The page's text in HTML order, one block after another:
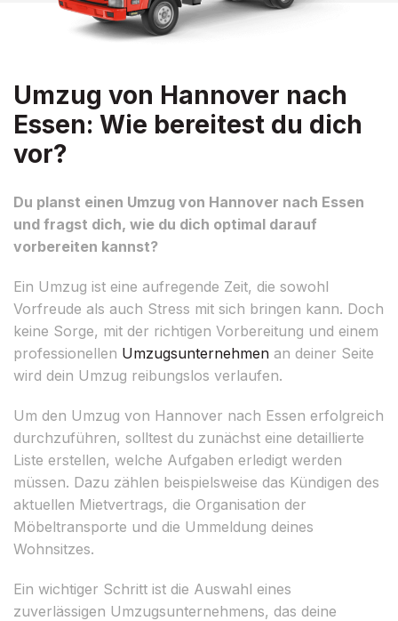
Umzug von Hannover nach
Essen: Wie bereitest du dich
vor?
Du planst einen Umzug von Hannover nach Essen
und fragst dich, wie du dich optimal darauf
vorbereiten kannst?
Ein Umzug ist eine aufregende Zeit, die sowohl
Vorfreude als auch Stress mit sich bringen kann. Doch
keine Sorge, mit der richtigen Vorbereitung und einem
professionellen Umzugsunternehmen an deiner Seite
wird dein Umzug reibungslos verlaufen.
Um den Umzug von Hannover nach Essen erfolgreich
durchzuführen, solltest du zunächst eine detaillierte
Liste erstellen, welche Aufgaben erledigt werden
müssen. Dazu zählen beispielsweise das Kündigen des
aktuellen Mietvertrags, die Organisation der
Möbeltransporte und die Ummeldung deines
Wohnsitzes.
Ein wichtiger Schritt ist die Auswahl eines
zuverlässigen Umzugsunternehmens, das deine